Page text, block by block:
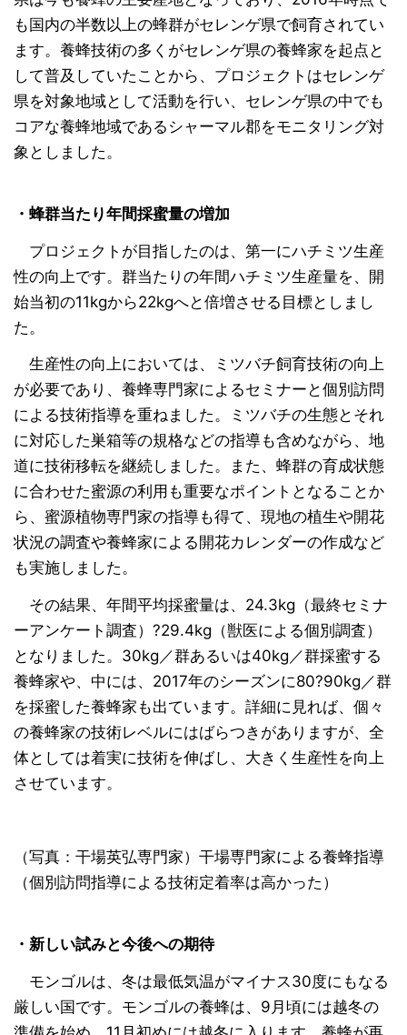
も国内の半数以上の蜂群がセレンゲ県で飼育されてい
ます。養蜂技術の多くがセレンゲ県の養蜂家を起点と
して普及していたことから、プロジェクトはセレンゲ
県を対象地域として活動を行い、セレンゲ県の中でも
コアな養蜂地域であるシャーマル郡をモニタリング対
象としました。
・蜂群当たり年間採蜜量の増加
プロジェクトが目指したのは、第一にハチミツ生産
性の向上です。群当たりの年間ハチミツ生産量を、開
始当初の11kgから22kgへと倍増させる目標としまし
た。
生産性の向上においては、ミツバチ飼育技術の向上
が必要であり、養蜂専門家によるセミナーと個別訪問
による技術指導を重ねました。ミツバチの生態とそれ
に対応した巣箱等の規格などの指導も含めながら、地
道に技術移転を継続しました。また、蜂群の育成状態
に合わせた蜜源の利用も重要なポイントとなることか
ら、蜜源植物専門家の指導も得て、現地の植生や開花
状況の調査や養蜂家による開花カレンダーの作成など
も実施しました。
その結果、年間平均採蜜量は、24.3kg（最終セミナ
ーアンケート調査）?29.4kg（獣医による個別調査）
となりました。30kg／群あるいは40kg／群採蜜する
養蜂家や、中には、2017年のシーズンに80?90kg／群
を採蜜した養蜂家も出ています。詳細に見れば、個々
の養蜂家の技術レベルにはばらつきがありますが、全
体としては着実に技術を伸ばし、大きく生産性を向上
させています。
（写真：干場英弘専門家）干場専門家による養蜂指導
（個別訪問指導による技術定着率は高かった）
・新しい試みと今後への期待
モンゴルは、冬は最低気温がマイナス30度にもなる
厳しい国です。モンゴルの養蜂は、9月頃には越冬の